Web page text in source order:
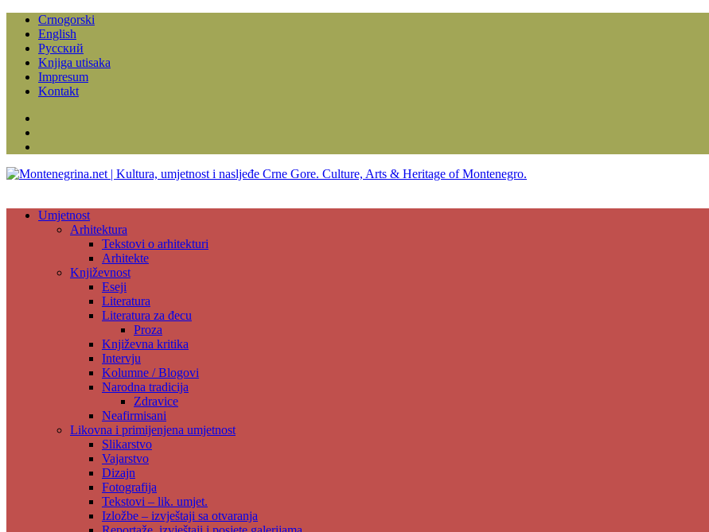
Crnogorski
English
Русский
Knjiga utisaka
Impresum
Kontakt
Umjetnost
Arhitektura
Tekstovi o arhitekturi
Arhitekte
Književnost
Eseji
Literatura
Literatura za đecu
Proza
Književna kritika
Intervju
Kolumne / Blogovi
Narodna tradicija
Zdravice
Neafirmisani
Likovna i primijenjena umjetnost
Slikarstvo
Vajarstvo
Dizajn
Fotografija
Tekstovi – lik. umjet.
Izložbe – izvještaji sa otvaranja